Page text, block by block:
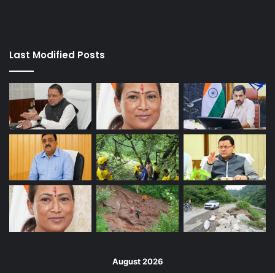
Last Modified Posts
August 2026